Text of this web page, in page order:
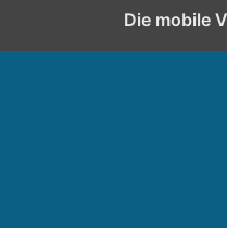
Die mobile